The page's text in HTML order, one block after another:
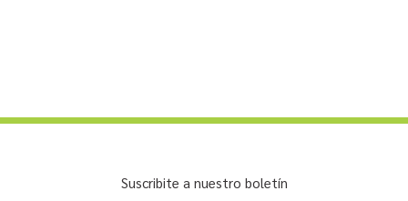
Suscribite a nuestro boletín